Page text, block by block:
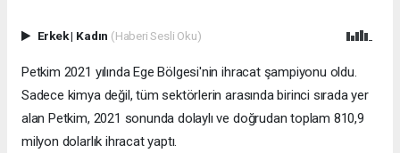
Erkek| Kadın (Haberi Sesli Oku)
Petkim 2021 yılında Ege Bölgesi'nin ihracat şampiyonu oldu.
Sadece kimya değil, tüm sektörlerin arasında birinci sırada yer
alan Petkim, 2021 sonunda dolaylı ve doğrudan toplam 810,9
milyon dolarlık ihracat yaptı.